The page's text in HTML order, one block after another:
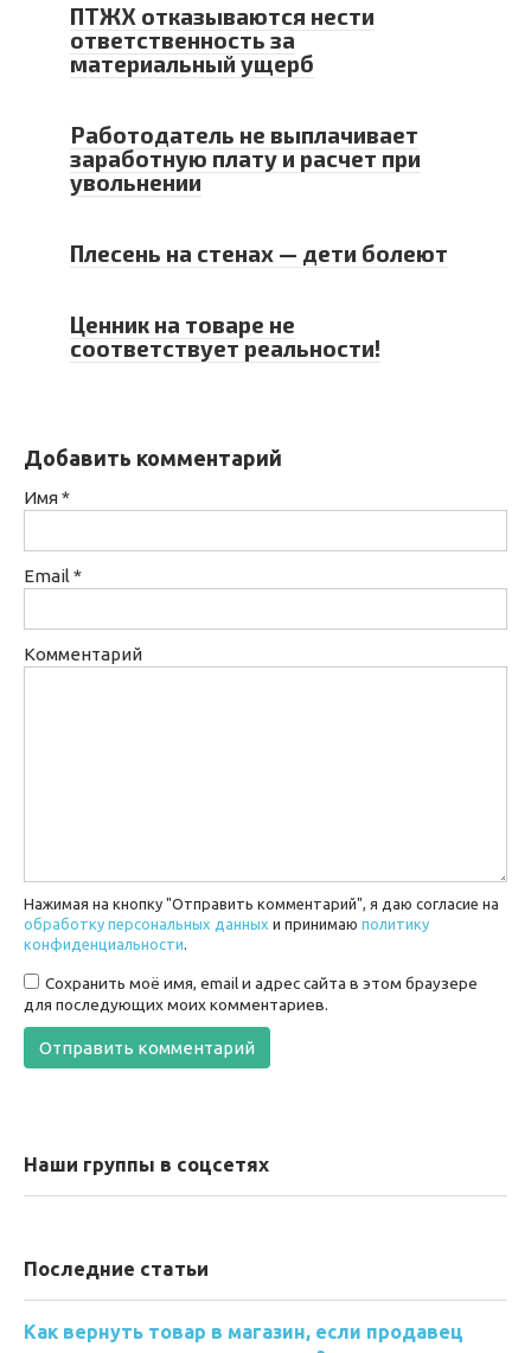
ПТЖХ отказываются нести
ответственность за
материальный ущерб
Работодатель не выплачивает
заработную плату и расчет при
увольнении
Плесень на стенах — дети болеют
Ценник на товаре не
соответствует реальности!
Добавить комментарий
Имя*
Email *
Комментарий
Нажимая на кнопку "Отправить комментарий", я даю согласие на
обработку персональных данных и принимаю политику
конфиденциальности.
Сохранить моё имя, email и адрес сайта в этом браузере
для последующих моих комментариев.
Наши группы в соцсетях
Последние статьи
Как вернуть товар в магазин, если продавец